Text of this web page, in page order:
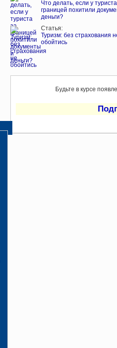
Что делать, если у
границей похитили
деньги?
Статья:
Туризм: без страхования
обойтись
Будьте в курсе